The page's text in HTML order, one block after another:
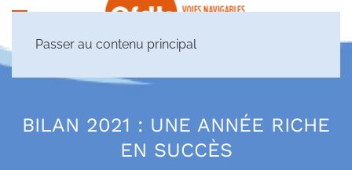
Passer au contenu principal
BILAN 2021 : UNE ANNÉE RICHE
EN SUCCÈS